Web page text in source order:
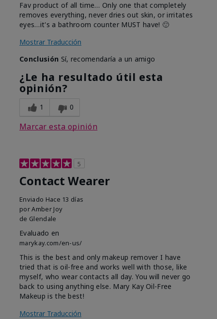
Fav product of all time… Only one that completely
removes everything, never dries out skin, or irritates
eyes…it's a bathroom counter MUST have! 🙂
Mostrar Traducción
Conclusión Sí, recomendaría a un amigo
¿Le ha resultado útil esta
opinión?
1 0
Marcar esta opinión
5
Contact Wearer
Enviado Hace 13 días
porAmber Joy
de Glendale
Evaluado en
marykay.com/en-us/
This is the best and only makeup remover I have
tried that is oil-free and works well with those, like
myself, who wear contacts all day. You will never go
back to using anything else. Mary Kay Oil-Free
Makeup is the best!
Mostrar Traducción